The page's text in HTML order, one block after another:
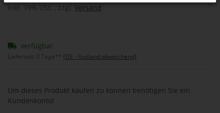
inkl. 19% USt. , zzgl. Versand
verfügbar
Lieferzeit: 0 Tage** (DE - Ausland abweichend)
Um dieses Produkt kaufen zu können benötigen Sie ein
Kundenkonto!